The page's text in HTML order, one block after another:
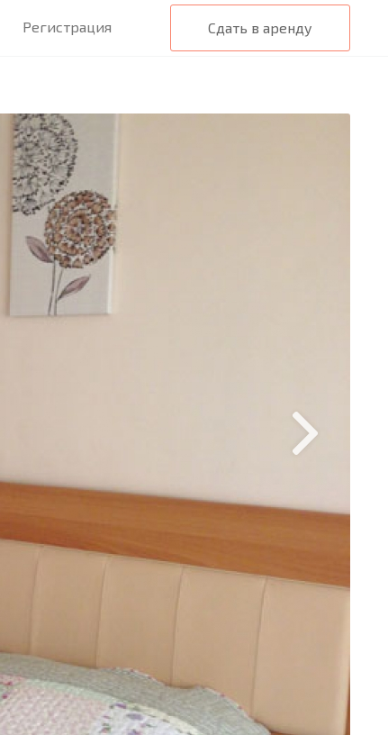
Сдать в аренду
Регистрация